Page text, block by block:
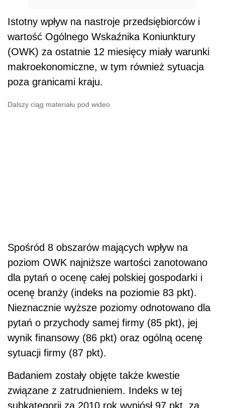
Istotny wpływ na nastroje przedsiębiorców i
wartość Ogólnego Wskaźnika Koniunktury
(OWK) za ostatnie 12 miesięcy miały warunki
makroekonomiczne, w tym również sytuacja
poza granicami kraju.
Dalszy ciąg materiału pod wideo
Spośród 8 obszarów mających wpływ na
poziom OWK najniższe wartości zanotowano
dla pytań o ocenę całej polskiej gospodarki i
ocenę branży (indeks na poziomie 83 pkt).
Nieznacznie wyższe poziomy odnotowano dla
pytań o przychody samej firmy (85 pkt), jej
wynik finansowy (86 pkt) oraz ogólną ocenę
sytuacji firmy (87 pkt).
Badaniem zostały objęte także kwestie
związane z zatrudnieniem. Indeks w tej
subkategorii za 2010 rok wyniósł 97 pkt, za